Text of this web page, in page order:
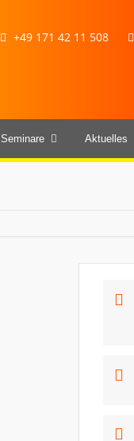
+49 171 42 11 508
Seminare Aktuelles